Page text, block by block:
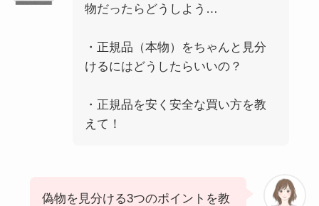
物だったらどうしよう…
・正規品（本物）をちゃんと見分
けるにはどうしたらいいの？
・正規品を安く安全な買い方を教
えて！
偽物を見分ける3つのポイントを教